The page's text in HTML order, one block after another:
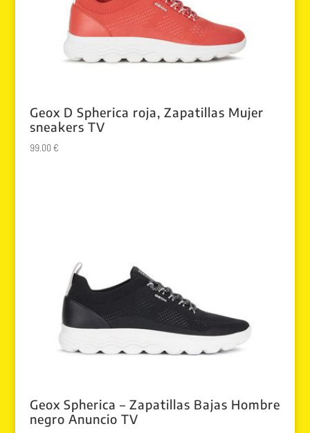
Geox D Spherica roja, Zapatillas Mujer
sneakers TV
99.00€
Geox Spherica – Zapatillas Bajas Hombre
negro Anuncio TV